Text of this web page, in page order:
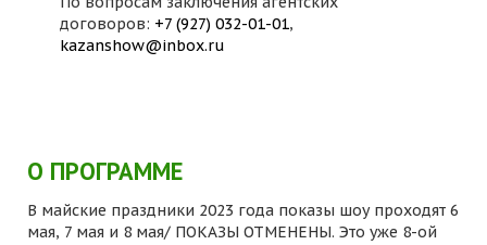
договоров: +7 (927) 032-01-01,
kazanshow@inbox.ru
О ПРОГРАММЕ
В майские праздники 2023 года показы шоу проходят 6
мая, 7 мая и 8 мая/ ПОКАЗЫ ОТМЕНЕНЫ. Это уже 8-ой